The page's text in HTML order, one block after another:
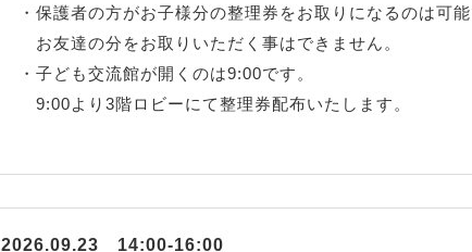
・保護者の方がお子様分の整理券をお取りになるのは可
お友達の分をお取りいただく事はできません。
・子ども交流館が開くのは9:00です。
9:00より3階ロビーにて整理券配布いたします。
2026.09.23 14:00-16:00